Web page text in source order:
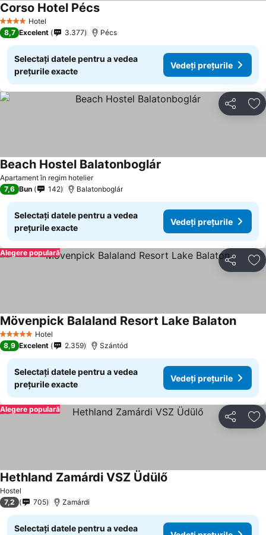
4 Stele Hotel
Corso Hotel PécsVedeți prețurile
8,7 Excelent 3.377 Pécs
Selectați datele pentru a vedea
prețurile exacte
Vedeți prețurile
Distribuiți
Apartament în regim hotelier
Beach Hostel Balatonboglár
7,6 Bun 142 Balatonboglár
Selectați datele pentru a vedea
prețurile exacte
Vedeți prețurile
Distribuiți
Alegere populară
5 Stele Hotel
Mövenpick Balaland Resort Lake Balaton
8,9 Excelent 2.359 Szántód
Selectați datele pentru a vedea
prețurile exacte
Vedeți prețurile
Distribuiți
Alegere populară
Hostel
Hethland Zamárdi VSZ Üdülő
7,2 705 Zamárdi
Selectați datele pentru a vedea